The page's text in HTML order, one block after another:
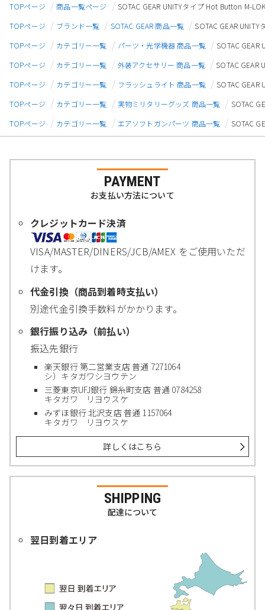
TOPページ 商品一覧ページ
SOTAC GEAR UNITYタイプ Hot Button M-
TOPページ
ブランド一覧 SOTAC GEAR 商品一覧
SOTAC GEAR
TOPページ
カテゴリー一覧 パーツ・光学機器 商品一覧
SOTAC
TOPページ
カテゴリー一覧 外装アクセサリー 商品一覧
SOTAC
TOPページ
カテゴリー一覧 フラッシュライト 商品一覧
SOTAC
TOPページ
カテゴリー一覧 実物ミリタリーグッズ 商品一覧
SOTAC
TOPページ
カテゴリー一覧 エアソフトガンパーツ 商品一覧 SOTAC
PAYMENT
お支払い方法について
クレジットカード決済
VISA/MASTER/DINERS/JCB/AMEX をご使用いただ
けます。
代金引換（商品到着時支払い）
別途代金引換手数料がかかります。
銀行振り込み（前払い）
振込先銀行
楽天銀行 第二営業支店 普通 7271064
シ）キタガワシヨウテン
三菱東京UFJ銀行 錦糸町支店 普通 0784258
キタガワ リヨウスケ
みずほ銀行 北沢支店 普通 1157064
キタガワ リヨウスケ
詳しくはこちら
SHIPPING
配達について
翌日到着エリア